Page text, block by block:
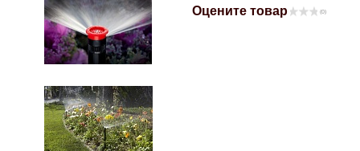
Оцените товар (0)
Mazda
Mitsubishi